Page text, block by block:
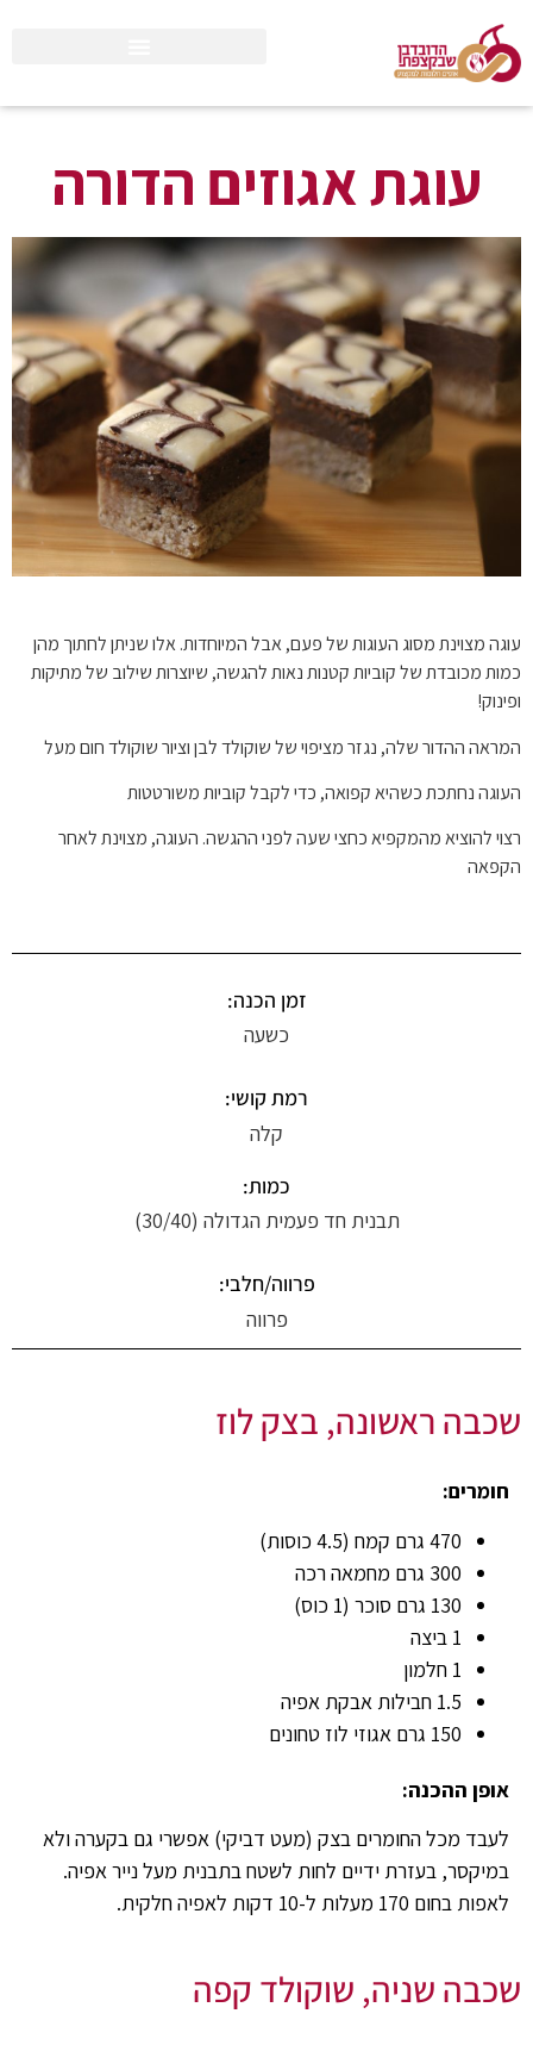
עוגת אגוזים הדורה
עוגה מצוינת מסוג העוגות של פעם, אבל המיוחדות. אלו שניתן לחתוך מהן
כמות מכובדת של קוביות קטנות נאות להגשה, שיוצרות שילוב של מתיקות
ופינוק!
המראה ההדור שלה, נגזר מציפוי של שוקולד לבן וציור שוקולד חום מעל
העוגה נחתכת כשהיא קפואה, כדי לקבל קוביות משורטטות
רצוי להוציא מהמקפיא כחצי שעה לפני ההגשה. העוגה, מצוינת לאחר
הקפאה
זמן הכנה:
כשעה
רמת קושי:
קלה
כמות:
תבנית חד פעמית הגדולה (30/40)
פרווה/חלבי:
פרווה
שכבה ראשונה, בצק לוז
חומרים:
470 גרם קמח (4.5 כוסות)
300 גרם מחמאה רכה
130 גרם סוכר (1 כוס)
1 ביצה
1 חלמון
1.5 חבילות אבקת אפיה
150 גרם אגוזי לוז טחונים
אופן ההכנה:
לעבד מכל החומרים בצק (מעט דביקי) אפשרי גם בקערה ולא
במיקסר, בעזרת ידיים לחות לשטח בתבנית מעל נייר אפיה.
לאפות בחום 170 מעלות ל-10 דקות לאפיה חלקית.
שכבה שניה, שוקולד קפה